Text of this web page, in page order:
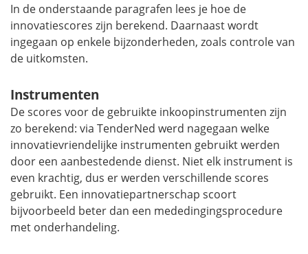
In de onderstaande paragrafen lees je hoe de
innovatiescores zijn berekend. Daarnaast wordt
ingegaan op enkele bijzonderheden, zoals controle van
de uitkomsten.
Instrumenten
De scores voor de gebruikte inkoopinstrumenten zijn
zo berekend: via TenderNed werd nagegaan welke
innovatievriendelijke instrumenten gebruikt werden
door een aanbestedende dienst. Niet elk instrument is
even krachtig, dus er werden verschillende scores
gebruikt. Een innovatiepartnerschap scoort
bijvoorbeeld beter dan een mededingingsprocedure
met onderhandeling.